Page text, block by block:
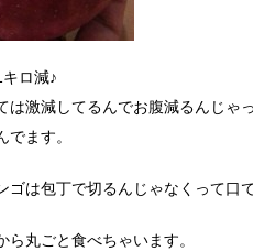
ロ減♪
は激減してるんでお腹減るんじゃ
でます。
ゴは包丁で切るんじゃなくって口
ら丸ごと食べちゃいます。